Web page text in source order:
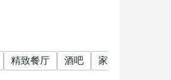
精致餐厅 酒吧 家庭聚会